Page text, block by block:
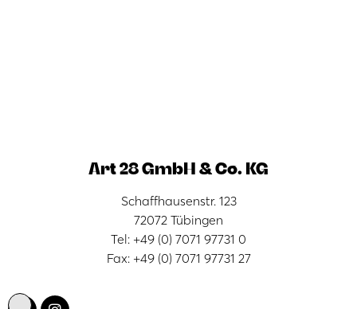
Art 28 GmbH & Co. KG
Schaffhausenstr. 123
72072 Tübingen
Tel: +49 (0) 7071 97731 0
Fax: +49 (0) 7071 97731 27